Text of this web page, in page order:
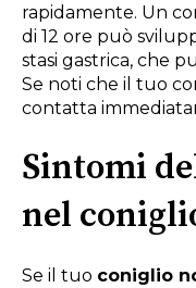
rapidamente. Un
di 12 ore può
stasi gastrica, che
Se noti che il tuo
contatta
Sintomi
nel
Se il tuo coniglio